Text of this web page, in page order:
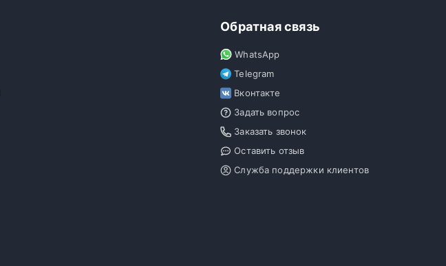
Обратная связь
WhatsApp
Telegram
Вконтакте
Задать вопрос
Заказать звонок
Оставить отзыв
Служба поддержки клиентов